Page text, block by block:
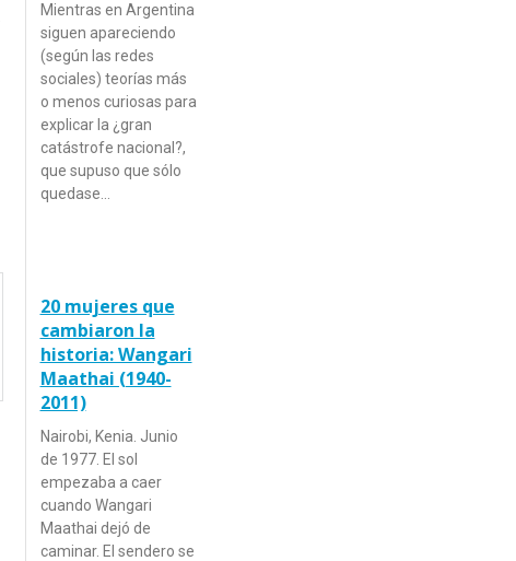
Mientras en Argentina
siguen apareciendo
(según las redes
sociales) teorías más
o menos curiosas para
explicar la ¿gran
catástrofe nacional?,
que supuso que sólo
quedase…
20 mujeres que
cambiaron la
historia: Wangari
Maathai (1940-
2011)
Nairobi, Kenia. Junio
de 1977. El sol
empezaba a caer
cuando Wangari
Maathai dejó de
caminar. El sendero se